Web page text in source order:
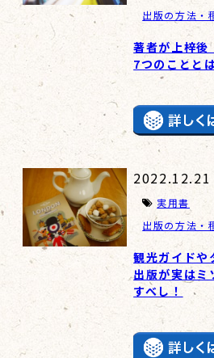
出版の方法・
著者が上梓後
7つのことと
2022.12.21
実用書
出版の方法・
観光ガイドや
出版が実はミ
すべし！